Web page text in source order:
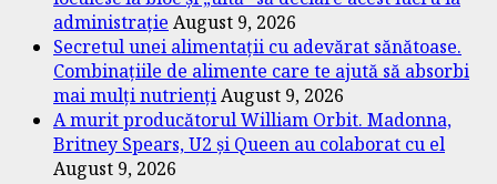
administrație August 9, 2026
Secretul unei alimentații cu adevărat sănătoase.
Combinațiile de alimente care te ajută să absorbi
mai mulți nutriențiAugust 9, 2026
A murit producătorul William Orbit. Madonna,
Britney Spears, U2 și Queen au colaborat cu el
August 9, 2026